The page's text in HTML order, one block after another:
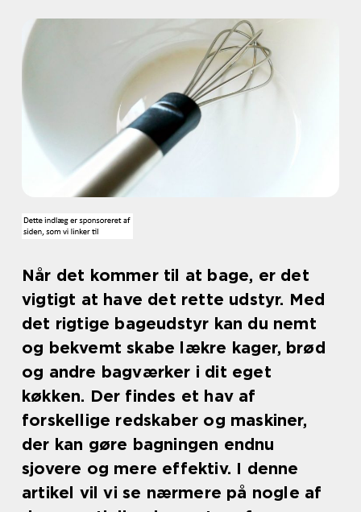
Når det kommer til at bage, er det
vigtigt at have det rette udstyr. Med
det rigtige bageudstyr kan du nemt
og bekvemt skabe lækre kager, brød
og andre bagværker i dit eget
køkken. Der findes et hav af
forskellige redskaber og maskiner,
der kan gøre bagningen endnu
sjovere og mere effektiv. I denne
artikel vil vi se nærmere på nogle af